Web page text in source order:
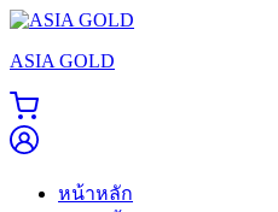
Skip
content
ASIA GOLD
หน้าหลัก